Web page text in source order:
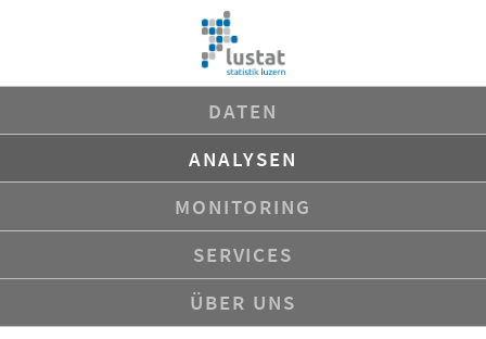
DATEN
ANALYSEN
MONITORING
SERVICES
ÜBER UNS